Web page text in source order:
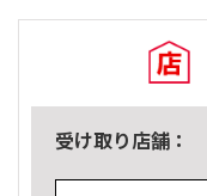
受け取り店舗：